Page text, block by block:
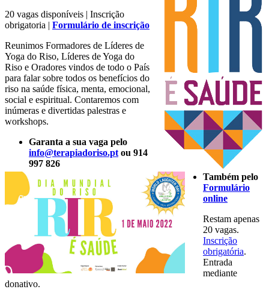
20 vagas disponíveis | Inscrição
obrigatoria | Formulário de inscrição
Reunimos Formadores de Líderes de
Yoga do Riso, Líderes de Yoga do
Riso e Oradores vindos de todo o País
para falar sobre todos os benefícios do
riso na saúde física, menta, emocional,
social e espiritual. Contaremos com
inúmeras e divertidas palestras e
workshops.
Garanta a sua vaga pelo
info@terapiadoriso.pt ou 914
997 826
Também pelo
Formulário
online
Restam apenas
20 vagas.
Inscrição
obrigatória.
Entrada
mediante
donativo.